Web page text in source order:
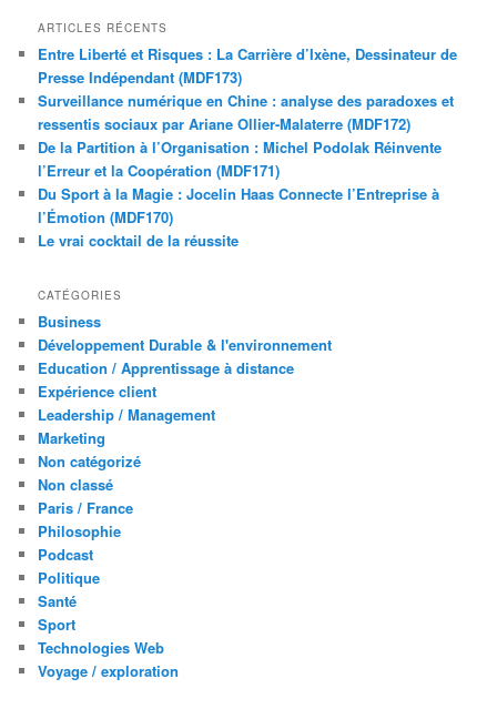
ARTICLES RÉCENTS
Entre Liberté et Risques : La Carrière d’Ixène, Dessinateur de
Presse Indépendant (MDF173)
Surveillance numérique en Chine : analyse des paradoxes et
ressentis sociaux par Ariane Ollier-Malaterre (MDF172)
De la Partition à l’Organisation : Michel Podolak Réinvente
l’Erreur et la Coopération (MDF171)
Du Sport à la Magie : Jocelin Haas Connecte l’Entreprise à
l’Émotion (MDF170)
Le vrai cocktail de la réussite
CATÉGORIES
Business
Développement Durable & l'environnement
Education / Apprentissage à distance
Expérience client
Leadership / Management
Marketing
Non catégorizé
Non classé
Paris / France
Philosophie
Podcast
Politique
Santé
Sport
Technologies Web
Voyage / exploration